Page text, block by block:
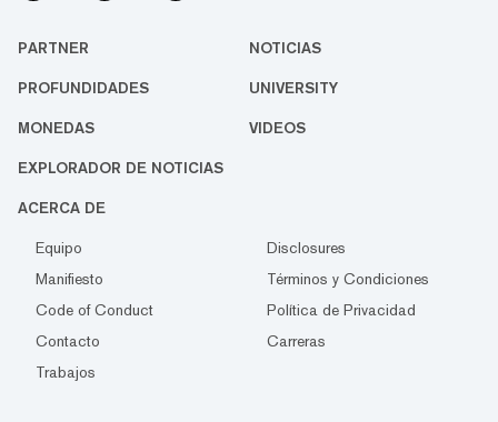
PARTNER NOTICIAS
PROFUNDIDADES UNIVERSITY
MONEDAS VIDEOS
EXPLORADOR DE NOTICIAS
ACERCA DE
Equipo
Disclosures
Manifiesto
Términos y Condiciones
Code of Conduct
Política de Privacidad
Contacto
Carreras
Trabajos